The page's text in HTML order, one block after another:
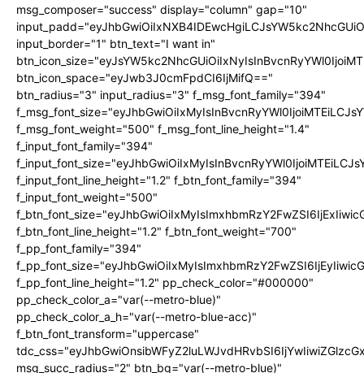
msg_composer="success" display="column" gap="10"
input_border="1" btn_text="I want in"
btn_icon_space="eyJwb3J0cmFpdCI6IjMifQ=="
btn_radius="3" input_radius="3" f_msg_font_family="394"
f_msg_font_weight="500" f_msg_font_line_height="1.4"
f_input_font_family="394"
f_input_font_line_height="1.2" f_btn_font_family="394"
f_input_font_weight="500"
f_btn_font_line_height="1.2" f_btn_font_weight="700"
f_pp_font_family="394"
f_pp_font_line_height="1.2" pp_check_color="#000000"
pp_check_color_a="var(--metro-blue)"
pp_check_color_a_h="var(--metro-blue-acc)"
f_btn_font_transform="uppercase"
msg_succ_radius="2" btn_bg="var(--metro-blue)"